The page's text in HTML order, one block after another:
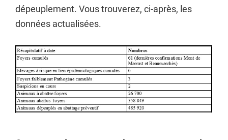
dépeuplement. Vous trouverez, ci-après, les
données actualisées.